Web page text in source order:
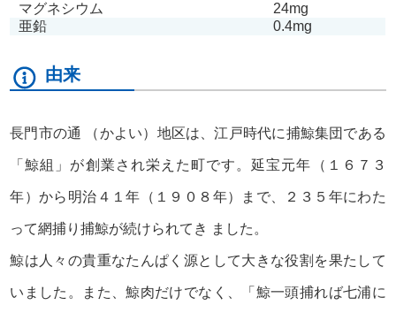
マグネシウム
24mg
亜鉛
0.4mg
由来
長門市の通 （かよい）地区は、江戸時代に捕鯨集団である
「鯨組」が創業され栄えた町です。延宝元年（１６７３
年）から明治４１年（１９０８年）まで、２３５年にわた
って網捕り捕鯨が続けられてき ました。
鯨は人々の貴重なたんぱく源として大きな役割を果たして
いました。また、鯨肉だけでなく、「鯨一頭捕れば七浦に